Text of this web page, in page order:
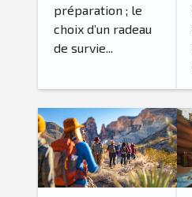
préparation ; le
choix d’un radeau
de survie...